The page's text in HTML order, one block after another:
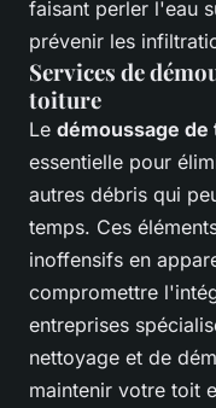
faisant perler l'eau
prévenir les
Services de
toiture
Le démoussage de
essentielle pour
autres débris qui
temps. Ces
inoffensifs en
compromettre
entreprises
nettoyage et de
maintenir votre toit